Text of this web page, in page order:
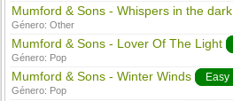
Mumford & Sons - Whispers in the dark
Género:Other
Mumford & Sons - Lover Of The Light
Género: Pop
Mumford & Sons - Winter Winds Easy
Género: Pop